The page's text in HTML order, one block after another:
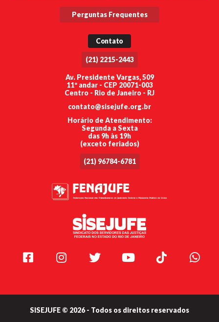
Perguntas Frequentes
Contato
(21) 2215-2443
Av. Presidente Vargas, 509
11º andar - CEP 20071-003
Centro - Rio de Janeiro - RJ
contato@sisejufe.org.br
Horário de Atendimento:
Segunda a Sexta
das 9h às 19h
(exceto feriados)
(21) 96784-6781
Facebook Instagram Twitter Youtube TikTok
SISEJUFE © 2026 - Todos os direitos reservados